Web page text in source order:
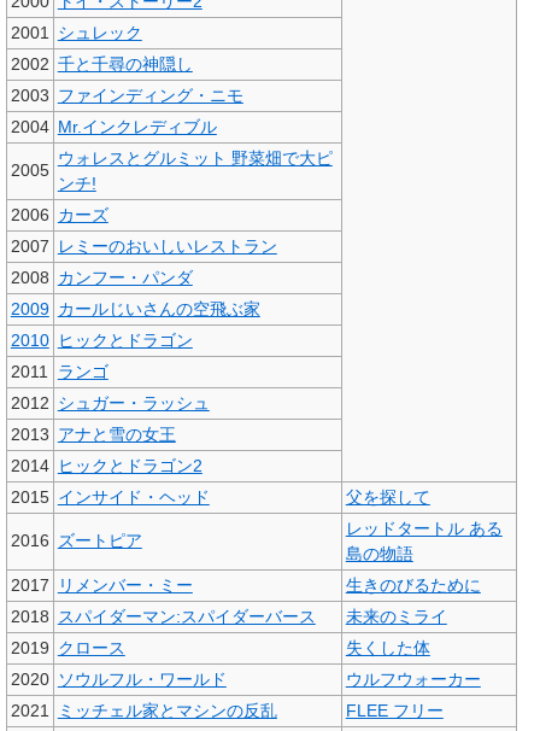
2001
シュレック
2002 千と千尋の神隠し
2003 ファインディング・ニモ
2004 Mr.インクレディブル
2005
ウォレスとグルミット 野菜畑で大ピ
ンチ!
2006 カーズ
2007
レミーのおいしいレストラン
2008 カンフー・パンダ
2009 カールじいさんの空飛ぶ家
2010 ヒックとドラゴン
2011
ランゴ
2012 シュガー・ラッシュ
2013 アナと雪の女王
2014 ヒックとドラゴン2
2015 インサイド・ヘッド 父を探して
2016 ズートピア
レッドタートル ある
島の物語
2017
リメンバー・ミー
生きのびるために
2018
スパイダーマン:スパイダーバース
未来のミライ
2019 クロース
失くした体
2020 ソウルフル・ワールド
ウルフウォーカー
2021
ミッチェル家とマシンの反乱 FLEE フリー